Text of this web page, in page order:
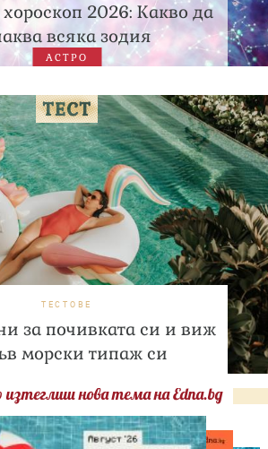
2026: Какво да
всяка зодия
АСТРО
ТЕСТОВЕ
за почивката си и виж
морски типаж си
нова тема на Edna.bg